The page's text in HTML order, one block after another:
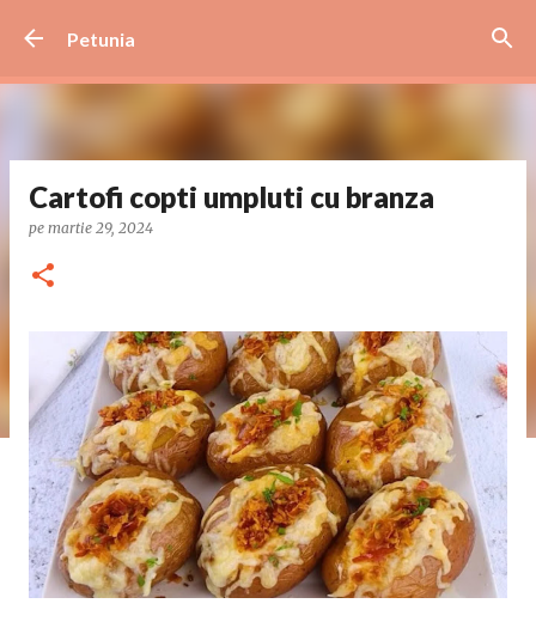
Petunia
Cartofi copti umpluti cu branza
pe martie 29, 2024